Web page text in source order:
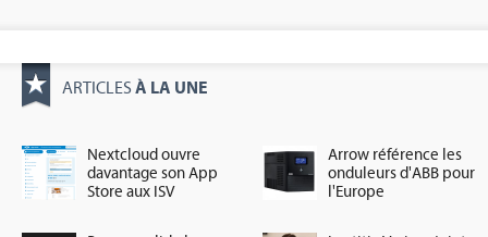
ARTICLES À LA UNE
Nextcloud ouvre
davantage son App
Store aux ISV
Arrow référence les
onduleurs d'ABB pour
l'Europe